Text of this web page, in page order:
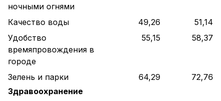
ночными огнями
Качество воды 49,26
51,14
Удобство
времяпровождения в
городе
55,15 58,37
Зелень и парки 64,29
72,76
Здравоохранение